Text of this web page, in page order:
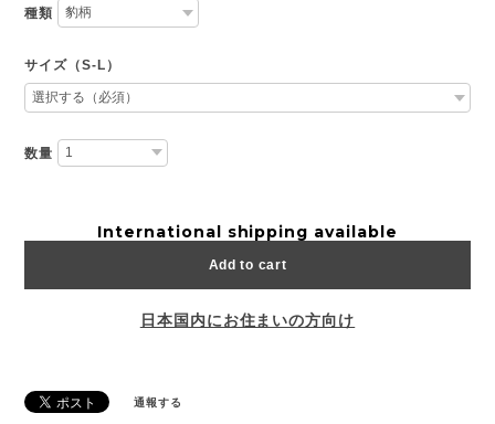
種類
サイズ（S-L）
数量
International shipping available
Add to cart
日本国内にお住まいの方向け
通報する